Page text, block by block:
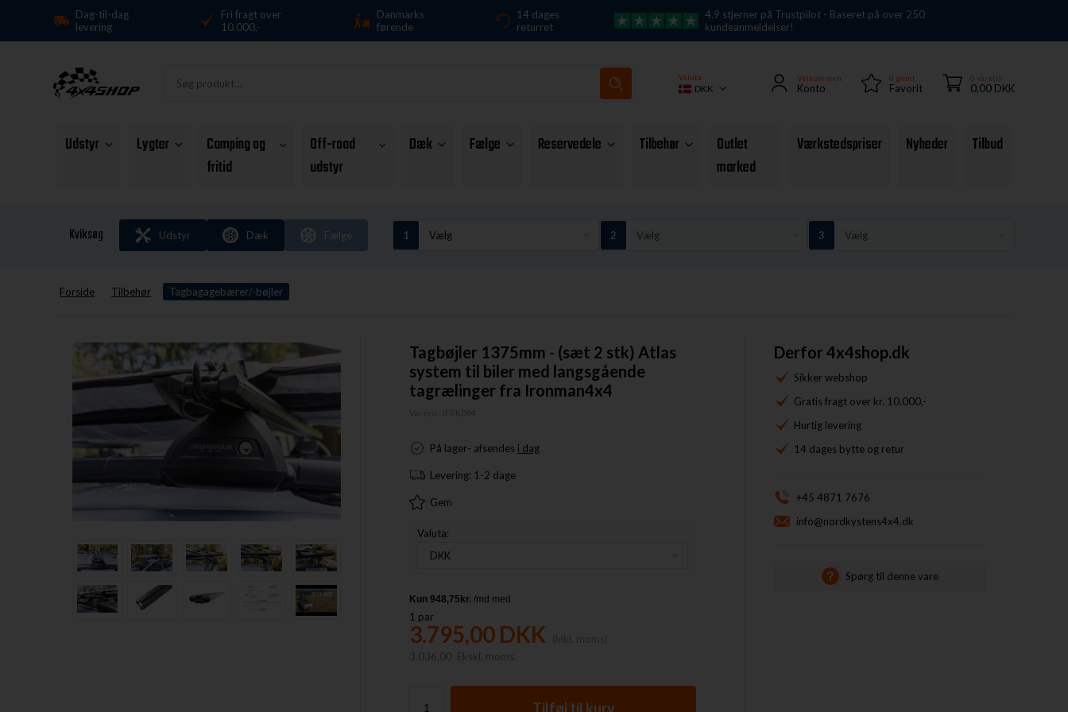
Dag-til-dag
levering
Fri fragt over
10.000,-
Danmarks
førende
14 dages
returret
4.9 stjerner på Trustpilot - Baseret på over 250
kundeanmeldelser!
Valuta
DKK
Velkommen
Konto
0 gemt
Favorit
0 vare(r)
0,00 DKK
Udstyr Lygter
Camping og
fritid
Off-road
udstyr
Dæk Fælge Reservedele Tilbehør
Outlet
marked
Værkstedspriser Nyheder Tilbud
Kviksøg Udstyr Dæk Fælge
Forside Tilbehør Tagbagagebærer/-bøjler
Tagbøjler 1375mm - (sæt 2 stk) Atlas
system til biler med langsgående
tagrælinger fra Ironman4x4
På lager- afsendes i dag
Levering: 1-2 dage
Gem
Valuta:
1 par
3.795,00 DKK
3.036,00 Ekskl. moms
Derfor 4x4shop.dk
Sikker webshop
Gratis fragt over kr. 10.000,-
Hurtig levering
14 dages bytte og retur
+45 4871 7676
info@nordkystens4x4.dk
Spørg til denne vare